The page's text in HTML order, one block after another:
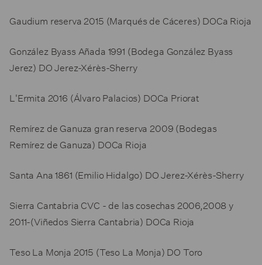
Gaudium reserva 2015 (Marqués de Cáceres) DOCa Rioja
González Byass Añada 1991 (Bodega González Byass
Jerez) DO Jerez-Xérès-Sherry
L'Ermita 2016 (Álvaro Palacios) DOCa Priorat
Remírez de Ganuza gran reserva 2009 (Bodegas
Remírez de Ganuza) DOCa Rioja
Santa Ana 1861 (Emilio Hidalgo) DO Jerez-Xérès-Sherry
Sierra Cantabria CVC - de las cosechas 2006,2008 y
2011-(Viñedos Sierra Cantabria) DOCa Rioja
Teso La Monja 2015 (Teso La Monja) DO Toro